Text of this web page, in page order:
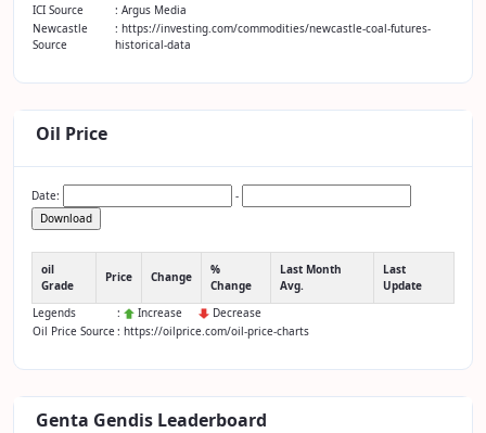
ICI Source
: Argus Media
Newcastle
Source
: https://investing.com/commodities/newcastle-coal-futures-
historical-data
Oil Price
Date:
-
Download
oil
Grade
Price Change
%
Change
Last Month
Avg.
Last
Update
Legends
: Increase
Decrease
Oil Price Source : https://oilprice.com/oil-price-charts
Genta Gendis Leaderboard